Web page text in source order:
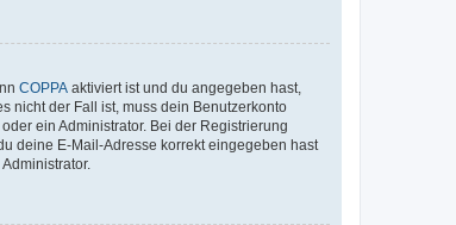
COPPA aktiviert ist und du angegeben hast,
nicht der Fall ist, muss dein Benutzerkonto
ein Administrator. Bei der Registrierung
deine E-Mail-Adresse korrekt eingegeben hast